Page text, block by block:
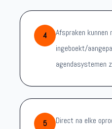
4
Afspraken
ingeboekt/
agendasystemen
5
Direct na elke